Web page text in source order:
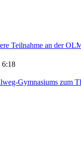
Teilnahme an der
6:18
Gymnasiums zum